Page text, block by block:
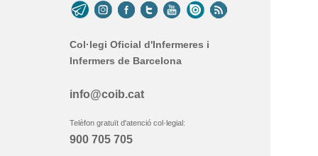
Col·legi Oficial d'Infermeres i
Infermers de Barcelona
info@coib.cat
Telèfon gratuït d'atenció col·legial:
900 705 705